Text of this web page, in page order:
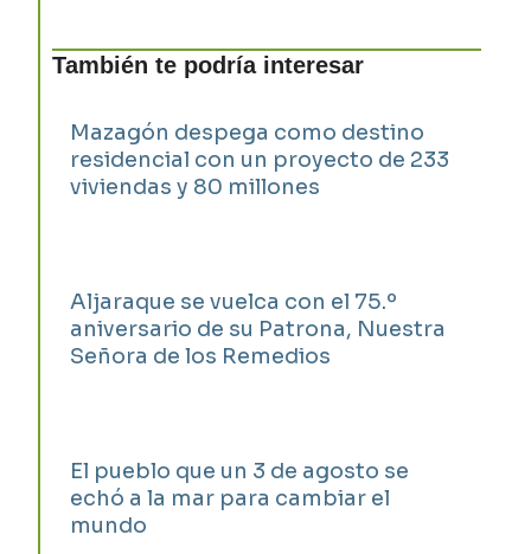
También te podría interesar
Mazagón despega como destino
residencial con un proyecto de 233
viviendas y 80 millones
Aljaraque se vuelca con el 75.º
aniversario de su Patrona, Nuestra
Señora de los Remedios
El pueblo que un 3 de agosto se
echó a la mar para cambiar el
mundo